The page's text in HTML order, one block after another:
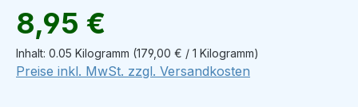
Regulärer Preis:
8,95 €
Inhalt: 0.05 Kilogramm (179,00 € / 1 Kilogramm)
Preise inkl. MwSt. zzgl. Versandkosten